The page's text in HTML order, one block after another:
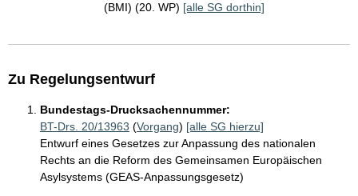
(BMI) (20. WP) [alle SG dorthin]
Zu Regelungsentwurf
Bundestags-Drucksachennummer:
BT-Drs. 20/13963 (Vorgang) [alle SG hierzu]
Entwurf eines Gesetzes zur Anpassung des nationalen
Rechts an die Reform des Gemeinsamen Europäischen
Asylsystems (GEAS-Anpassungsgesetz)